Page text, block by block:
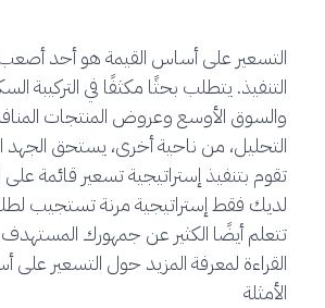
التسعير على أساس القيمة هو أحد أصعب
التنفيذ. يتطلب بحثًا مكثفًا في التركيبة
والسوق الأوسع وعروض المنتجات
التحليل، من ناحية أخرى، يستحق الجهد
تقوم بتنفيذ إستراتيجية تسعير قائمة على
لديك فقط إستراتيجية مرنة تستجيب
تتعلم أيضًا الكثير عن جمهورك المستهدف
القراءة لمعرفة المزيد حول التسعير على
الأمثلة